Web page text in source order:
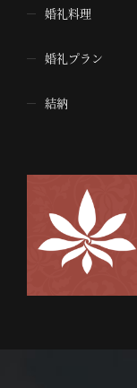
婚礼料理
婚礼プラン
結納